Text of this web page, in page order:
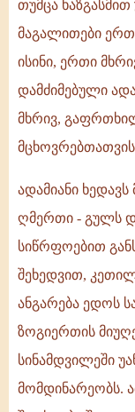
თუმცა
მაგალითები
ისინი, ერთი
დამძიმებული
მხრივ,
ადამიანი
ღმერთი - გულს
სიწრფოებით
შეხედვით,
ანგარება ედოს
ზოგიერთის
სინამდვილეში
მომდინარეობს.